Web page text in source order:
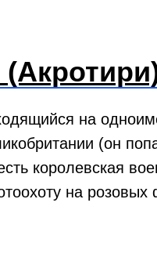
на
(он
королевская
на розовых